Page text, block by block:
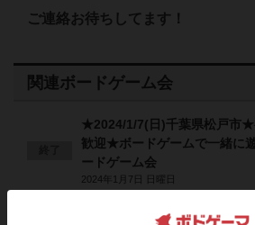
ご連絡お待ちしてます！
関連ボードゲーム会
★2024/1/7(日)千葉県松戸市★
歓迎★ボードゲームで一緒に
ードゲーム会
2024年1月7日 日曜日